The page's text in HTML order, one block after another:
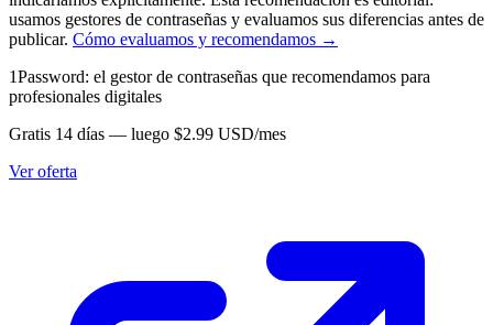
usamos gestores de contraseñas y evaluamos sus diferencias antes de
publicar. Cómo evaluamos y recomendamos →
1Password: el gestor de contraseñas que recomendamos para
profesionales digitales
Gratis 14 días — luego $2.99 USD/mes
Ver oferta